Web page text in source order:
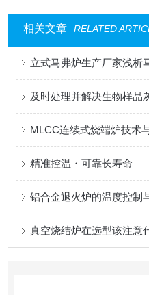
相关文章 RELATED
立式马弗炉生产厂家浅析
MLCC连续式烧端炉技术
铝合金退火炉的温度控制
真空烧结炉在选型该注意